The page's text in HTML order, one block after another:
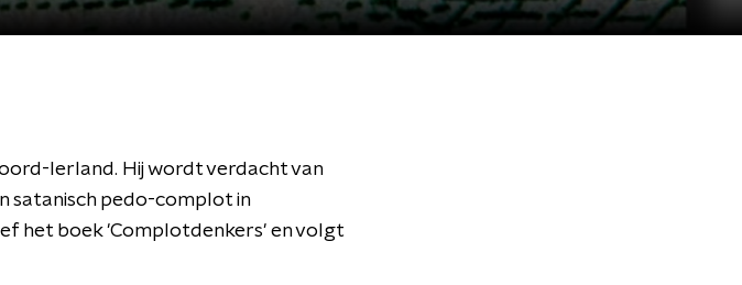
Ierland. Hij wordt verdacht van
satanisch pedo-complot in
het boek 'Complotdenkers' en volgt